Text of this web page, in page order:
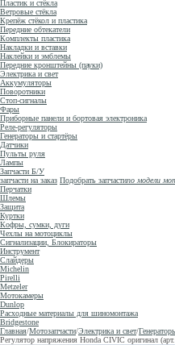
Пластик и стёкла
Ветровые стёкла
Крепёж стёкол и пластика
Передние обтекатели
Комплекты пластика
Накладки и вставки
Наклейки и эмблемы
Передние кронштейны (пауки)
Электрика и свет
Аккумуляторы
Поворотники
Стоп-сигналы
Фары
Приборные панели и бортовая электроника
Реле-регуляторы
Генераторы и стартёры
Датчики
Пульты руля
Лампы
Запчасти Б/У
запчасти на заказ Подобрать запчастипо модели
Перчатки
Шлемы
Защита
Куртки
Кофры, сумки, дуги
Чехлы на мотоциклы
Сигнализации, Блокираторы
Инструмент
Слайдеры
Michelin
Pirelli
Metzeler
Мотокамеры
Dunlop
Расходные материалы для шиномонтажа
Bridgestone
Главная/Мотозапчасти/Электрика и свет/
Регулятор напряжения Honda CIVIC оригинал